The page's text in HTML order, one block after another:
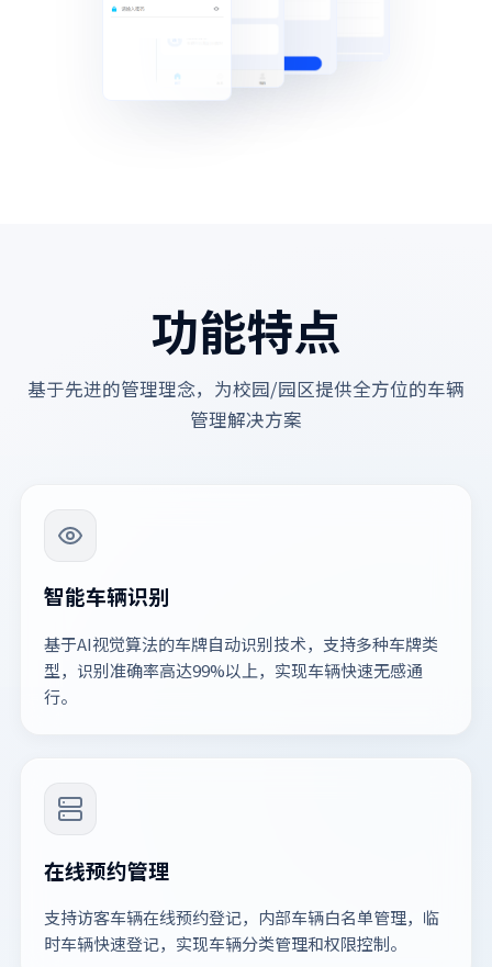
功能特点
基于先进的管理理念，为校园/园区提供全方位的车辆
管理解决方案
智能车辆识别
基于AI视觉算法的车牌自动识别技术，支持多种车牌类
型，识别准确率高达99%以上，实现车辆快速无感通
行。
在线预约管理
支持访客车辆在线预约登记，内部车辆白名单管理，临
时车辆快速登记，实现车辆分类管理和权限控制。